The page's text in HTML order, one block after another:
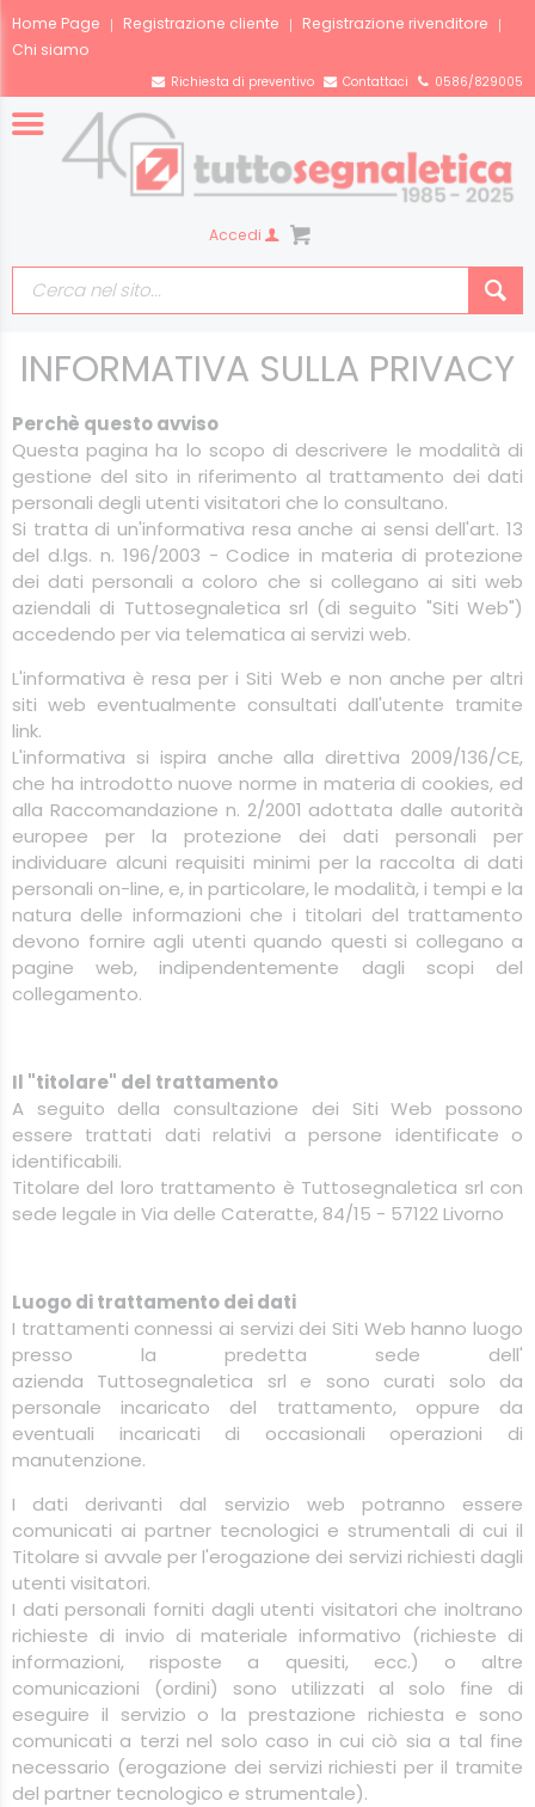
Home Page Registrazione cliente
Registrazione rivenditore
Chi siamo
Richiesta di preventivo Contattaci 0586/829005
Accedi
INFORMATIVA SULLA PRIVACY
Perchè questo avviso
Questa pagina ha lo scopo di descrivere le modalità di
gestione del sito in riferimento al trattamento dei dati
personali degli utenti visitatori che lo consultano.
Si tratta di un'informativa resa anche ai sensi dell'art. 13
del d.lgs. n. 196/2003 - Codice in materia di protezione
dei dati personali a coloro che si collegano ai siti web
aziendali di Tuttosegnaletica srl (di seguito "Siti Web")
accedendo per via telematica ai servizi web.
L'informativa è resa per i Siti Web e non anche per altri
siti web eventualmente consultati dall'utente tramite
link.
L'informativa si ispira anche alla direttiva 2009/136/CE,
che ha introdotto nuove norme in materia di cookies, ed
alla Raccomandazione n. 2/2001 adottata dalle autorità
europee per la protezione dei dati personali per
individuare alcuni requisiti minimi per la raccolta di dati
personali on-line, e, in particolare, le modalità, i tempi e la
natura delle informazioni che i titolari del trattamento
devono fornire agli utenti quando questi si collegano a
pagine web, indipendentemente dagli scopi del
collegamento.
Il "titolare" del trattamento
A seguito della consultazione dei Siti Web possono
essere trattati dati relativi a persone identificate o
identificabili.
Titolare del loro trattamento è Tuttosegnaletica srl con
sede legale in Via delle Cateratte, 84/15 - 57122 Livorno
Luogo di trattamento dei dati
I trattamenti connessi ai servizi dei Siti Web hanno luogo
presso la predetta sede dell'
azienda Tuttosegnaletica srl e sono curati solo da
personale incaricato del trattamento, oppure da
eventuali incaricati di occasionali operazioni di
manutenzione.
I dati derivanti dal servizio web potranno essere
comunicati ai partner tecnologici e strumentali di cui il
Titolare si avvale per l'erogazione dei servizi richiesti dagli
utenti visitatori.
I dati personali forniti dagli utenti visitatori che inoltrano
richieste di invio di materiale informativo (richieste di
informazioni, risposte a quesiti, ecc.) o altre
comunicazioni (ordini) sono utilizzati al solo fine di
eseguire il servizio o la prestazione richiesta e sono
comunicati a terzi nel solo caso in cui ciò sia a tal fine
necessario (erogazione dei servizi richiesti per il tramite
del partner tecnologico e strumentale).